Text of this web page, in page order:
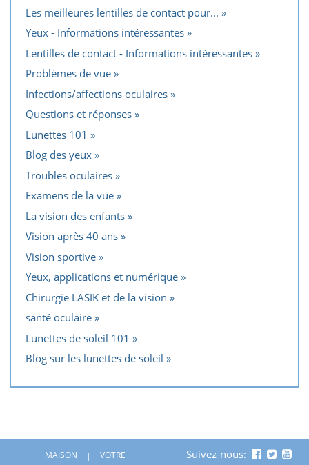
Les meilleures lentilles de contact pour...
Yeux - Informations intéressantes
Lentilles de contact - Informations intéressantes
Problèmes de vue
Infections/affections oculaires
Questions et réponses
Lunettes 101
Blog des yeux
Troubles oculaires
Examens de la vue
La vision des enfants
Vision après 40 ans
Vision sportive
Yeux, applications et numérique
Chirurgie LASIK et de la vision
santé oculaire
Lunettes de soleil 101
Blog sur les lunettes de soleil
MAISON
VOTRE
Suivez-nous: